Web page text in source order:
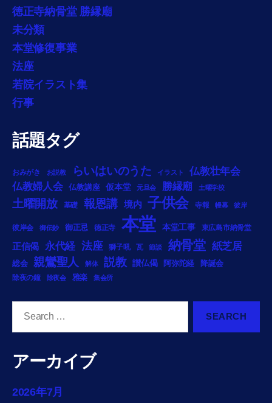
徳正寺納骨堂 勝縁廟
未分類
本堂修復事業
法座
若院イラスト集
行事
話題タグ
おみがき お説教 らいはいのうた イラスト
仏教壮年会
仏教婦人会
仏教講座 仮本堂 元旦会 勝縁廟 土曜学校
土曜開放 基礎 報恩講 境内 子供会 寺報 幔幕 彼岸
彼岸会 御伝鈔 御正忌 徳正寺 本堂 本堂工事 東広島市納骨堂
正信偈 永代経 法座 獅子吼 瓦 節談 納骨堂 紙芝居
総会 親鸞聖人 解体 説教 讃仏偈 阿弥陀経 降誕会
除夜の鐘 除夜会 雅楽 集会所
アーカイブ
2026年7月